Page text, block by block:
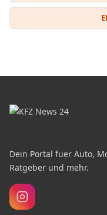
Dein Portal fuer Auto,
Ratgeber und mehr.